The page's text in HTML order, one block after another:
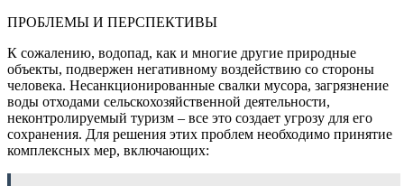
ПРОБЛЕМЫ И ПЕРСПЕКТИВЫ
К сожалению, водопад, как и многие другие природные
объекты, подвержен негативному воздействию со стороны
человека. Несанкционированные свалки мусора, загрязнение
воды отходами сельскохозяйственной деятельности,
неконтролируемый туризм – все это создает угрозу для его
сохранения. Для решения этих проблем необходимо принятие
комплексных мер, включающих: